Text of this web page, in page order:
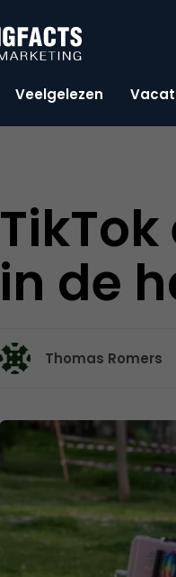
Veelgelezen
in de
Thomas Romers